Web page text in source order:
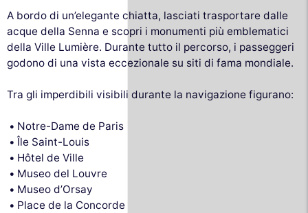
A bordo di un’elegante chiatta, lasciati trasportare dalle
acque della Senna e scopri i monumenti più emblematici
della Ville Lumière. Durante tutto il percorso, i passeggeri
godono di una vista eccezionale su siti di fama mondiale.
Tra gli imperdibili visibili durante la navigazione figurano:
Notre-Dame de Paris
Île Saint-Louis
Hôtel de Ville
Museo del Louvre
Museo d’Orsay
Place de la Concorde